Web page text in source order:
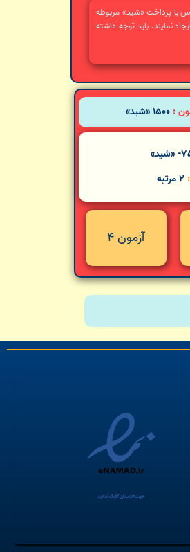
با پرداخت «شید» مربوطه
نمایند. باید توجه داشته
:
آزمون 4